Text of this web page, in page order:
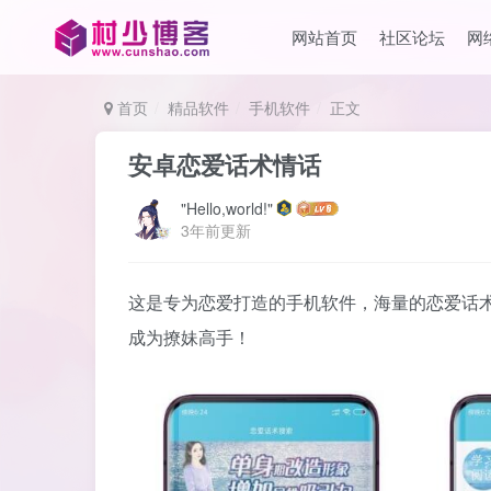
网站首页 社区论坛 网
首页 精品软件 手机软件 正文
安卓恋爱话术情话
"Hello,world!"
3年前更新
这是专为恋爱打造的手机软件，海量的恋爱
成为撩妹高手！